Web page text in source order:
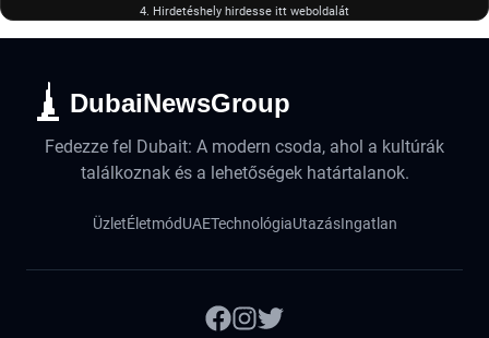
4. Hirdetéshely hirdesse itt weboldalát
DubaiNewsGroup
Fedezze fel Dubait: A modern csoda, ahol a kultúrák
találkoznak és a lehetőségek határtalanok.
ÜzletÉletmódUAETechnológiaUtazásIngatlan